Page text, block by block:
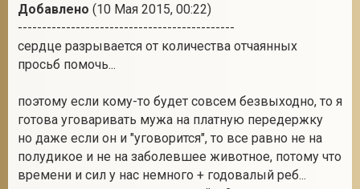
Добавлено (10 Мая 2015, 00:22)
---------------------------------------------
cердце разрывается от количества отчаянных
просьб помочь...
поэтому если кому-то будет совсем безвыходно, то я
готова уговаривать мужа на платную передержку
но даже если он и "уговорится", то все равно не на
полудикое и не на заболевшее животное, потому что
времени и сил у нас немного + годовалый реб...